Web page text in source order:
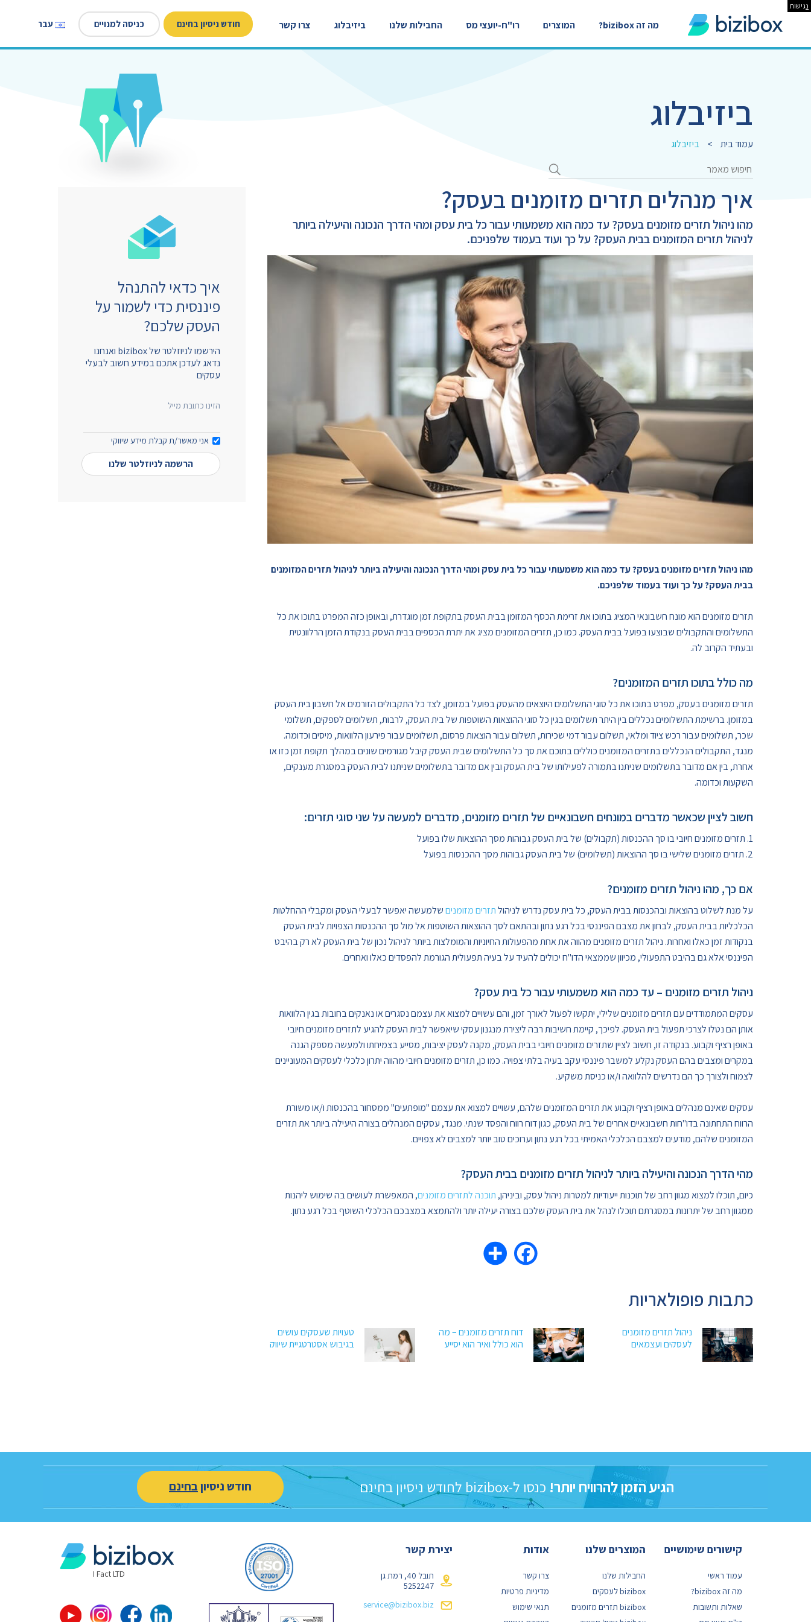
מה זה bizibox? המוצרים רו"ח-יועצי מס החבילות שלנו ביזיבלוג צרו קשר חודש ניסיון בחינם כניסה למנויים עברית
ביזיבלוג
עמוד בית > ביזיבלוג
איך מנהלים תזרים מזומנים בעסק?
מהו ניהול תזרים מזומנים בעסק? עד כמה הוא משמעותי עבור כל בית עסק ומהי הדרך הנכונה והיעילה ביותר
לניהול תזרים המזומנים בבית העסק? על כך ועוד בעמוד שלפניכם.
מהו ניהול תזרים מזומנים בעסק? עד כמה הוא משמעותי עבור כל בית עסק ומהי הדרך הנכונה והיעילה ביותר לניהול תזרים המזומנים
בבית העסק? על כך ועוד בעמוד שלפניכם.
תזרים מזומנים הוא מונח חשבונאי המציג בתוכו את זרימת הכסף המזומן בבית העסק בתקופת זמן מוגדרת, ובאופן כזה המפרט בתוכו את כל
התשלומים והתקבולים שבוצעו בפועל בבית העסק. כמו כן, תזרים המזומנים מציג את יתרת הכספים בבית העסק בנקודת הזמן הרלוונטית
ובעתיד הקרוב לה.
מה כולל בתוכו תזרים המזומנים?
תזרים מזומנים בעסק, מפרט בתוכו את כל סוגי התשלומים היוצאים מהעסק בפועל במזומן, לצד כל התקבולים הזורמים אל חשבון בית העסק
במזומן. ברשימת התשלומים נכללים בין היתר תשלומים בגין כל סוגי ההוצאות השוטפות של בית העסק, לרבות, תשלומים לספקים, תשלומי
שכר, תשלומים עבור רכש ציוד ומלאי, תשלום עבור דמי שכירות, תשלום עבור הוצאות פרסום, תשלומים עבור פירעון הלוואות, מיסים וכדומה.
מנגד, התקבולים הנכללים בתזרים המזומנים כוללים בתוכם את סך כל התשלומים שבית העסק קיבל מגורמים שונים במהלך תקופת זמן כזו או
אחרת, בין אם מדובר בתשלומים שניתנו בתמורה לפעילותו של בית העסק ובין אם מדובר בתשלומים שניתנו לבית העסק במסגרת מענקים,
השקעות וכדומה.
חשוב לציין שכאשר מדברים במונחים חשבונאיים של תזרים מזומנים, מדברים למעשה על שני סוגי תזרים:
1. תזרים מזומנים חיובי בו סך ההכנסות (תקבולים) של בית העסק גבוהות מסך ההוצאות שלו בפועל
2. תזרים מזומנים שלישי בו סך ההוצאות (תשלומים) של בית העסק גבוהות מסך ההכנסות בפועל
אם כך, מהו ניהול תזרים מזומנים?
על מנת לשלוט בהוצאות ובהכנסות בבית העסק, כל בית עסק נדרש לניהולתזרים מזומניםשלמעשה יאפשר לבעלי העסק ומקבלי ההחלטות
הכלכליות בבית העסק, לבחון את מצבם הפיננסי בכל רגע נתון ובהתאם לסך ההוצאות השוטפות אל מול סך ההכנסות הצפויות לבית העסק
בנקודות זמן כאלו ואחרות. ניהול תזרים מזומנים מהווה את אחת מהפעולות החיוניות והמומלצות ביותר לניהול נכון של בית העסק לא רק בהיבט
הפיננסי אלא גם בהיבט התפעולי, מכיוון שממצאי הדו"ח יכולים להעיד על בעיה תפעולית הגורמת להפסדים כאלו ואחרים.
ניהול תזרים מזומנים – עד כמה הוא משמעותי עבור כל בית עסק?
עסקים המתמודדים עם תזרים מזומנים שלילי, יתקשו לפעול לאורך זמן, והם עשויים למצוא את עצמם נסגרים או נאנקים בחובות בגין הלוואות
אותן הם נטלו לצרכי תפעול בית העסק. לפיכך, קיימת חשיבות רבה ליצירת מנגנון עסקי שיאפשר לבית העסק להגיע לתזרים מזומנים חיובי
באופן רציף וקבוע. בנקודה זו, חשוב לציין שתזרים מזומנים חיובי בבית העסק, מקנה לעסק יציבות, מסייע בצמיחתו ולמעשה מספק הגנה
במקרים ומצבים בהם העסק נקלע למשבר פיננסי עקב בעיה בלתי צפויה. כמו כן, תזרים מזומנים חיובי מהווה יתרון כלכלי לעסקים המעוניינים
לצמוח ולצורך כך הם נדרשים להלוואה ו/או כניסת משקיע.
עסקים שאינם מנהלים באופן רציף וקבוע את תזרים המזומנים שלהם, עשויים למצוא את עצמם "מופתעים" ממסחור בהכנסות ו/או משורת
הרווח התחתונה בדו"חות חשבונאיים אחרים של בית העסק, כגון דוח רווח והפסד שנתי. מנגד, עסקים המנהלים בצורה היעילה ביותר את תזרים
המזומנים שלהם, מודעים למצבם הכלכלי האמיתי בכל רגע נתון וערוכים טוב יותר למצבים לא צפויים.
מהי הדרך הנכונה והיעילה ביותר לניהול תזרים מזומנים בבית העסק?
כיום, תוכלו למצוא מגוון רחב של תוכנות ייעודיות למטרות ניהול עסק, וביניהן, תוכנה לתזרים מזומנים, המאפשרת לעושים בה שימוש ליהנות
ממגוון רחב של יתרונות במסגרתם תוכלו לנהל את בית העסק שלכם בצורה יעילה יותר ולהתמצא במצבכם הכלכלי השוטף בכל רגע נתון.
כתבות פופולאריות
ניהול תזרים מזומנים
לעסקים ועצמאים
דוח תזרים מזומנים – מה
הוא כולל ואיך הוא יסייע
טעויות שעסקים עושים
בגיבוש אסטרטגיית שיווק
איך כדאי להתנהל
פיננסית כדי לשמור על
העסק שלכם?
הירשמו לניוזלטר של bizibox ואנחנו
נדאג לעדכן אתכם במידע חשוב לבעלי
עסקים
הזינו כתובת מייל
אני מאשר/ת קבלת מידע שיווקי
הגיע הזמן להרוויח יותר! כנסו ל-bizibox לחודש ניסיון בחינם חודש ניסיוןבחינם
קישורים שימושיים
עמוד ראשי
מה זה bizibox?
שאלות ותשובות
המוצרים שלנו
החבילות שלנו
bizibox לעסקים
bizibox תזרים מזומנים
אודות
צרו קשר
מדיניות פרטיות
תנאי שימוש
יצירת קשר
תובל 40, רמת גן
5252247
service@bizibox.biz
I Fact LTD
נגישות